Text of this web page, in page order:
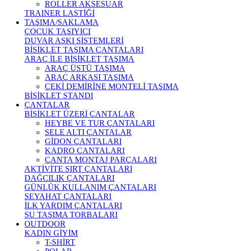
ROLLER AKSESUAR
TRAINER LASTİĞİ
TAŞIMA/SAKLAMA
ÇOCUK TAŞIYICI
DUVAR ASKI SİSTEMLERİ
BİSİKLET TAŞIMA ÇANTALARI
ARAÇ İLE BİSİKLET TAŞIMA
ARAÇ ÜSTÜ TAŞIMA
ARAÇ ARKASI TAŞIMA
ÇEKİ DEMİRİNE MONTELİ TAŞIMA
BİSİKLET STANDI
ÇANTALAR
BİSİKLET ÜZERİ ÇANTALAR
HEYBE VE TUR ÇANTALARI
SELE ALTI ÇANTALAR
GİDON ÇANTALARI
KADRO ÇANTALARI
ÇANTA MONTAJ PARÇALARI
AKTİVİTE SIRT ÇANTALARI
DAĞCILIK ÇANTALARI
GÜNLÜK KULLANIM ÇANTALARI
SEYAHAT ÇANTALARI
İLK YARDIM ÇANTALARI
SU TAŞIMA TORBALARI
OUTDOOR
KADIN GİYİM
T-SHİRT